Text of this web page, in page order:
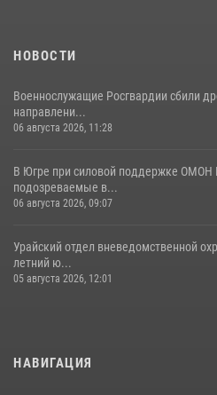
НОВОСТИ
Военнослужащие Росгвардии сбили
направлени...
06 августа 2026, 11:28
В Югре при силовой поддержке ОМОН
подозреваемые в...
06 августа 2026, 09:07
Урайский отдел вневедомственной
летний ю...
05 августа 2026, 12:01
НАВИГАЦИЯ